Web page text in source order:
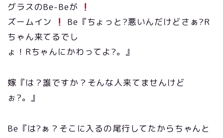
グラスのBe-Beが
ズームイン
Be『ちょっと?悪いんだけどさぁ?R
ちゃん来てるでし
ょ！Rちゃんにかわってよ?。』
嫁『は？誰ですか？そんな人来てませんけど
ぉ?。』
Be『は?ぁ？そこに入るの尾行してたからちゃんと